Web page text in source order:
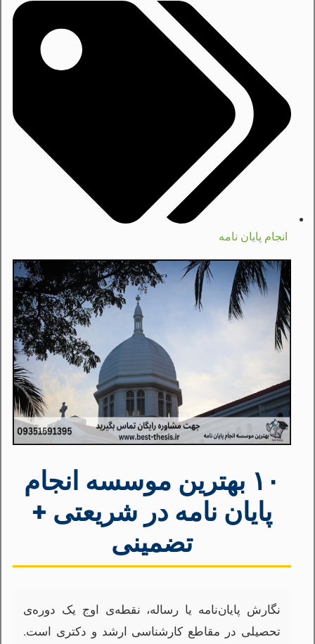
انجام پایان نامه
۱۰ بهترین موسسه انجام
پایان نامه در شریعتی +
تضمینی
نگارش پایان‌نامه یا رساله، نقطه‌ی اوج یک دوره‌ی
تحصیلی در مقاطع کارشناسی ارشد و دکتری است.